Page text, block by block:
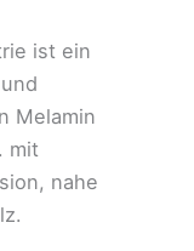
ist ein
Melamin
mit
nahe